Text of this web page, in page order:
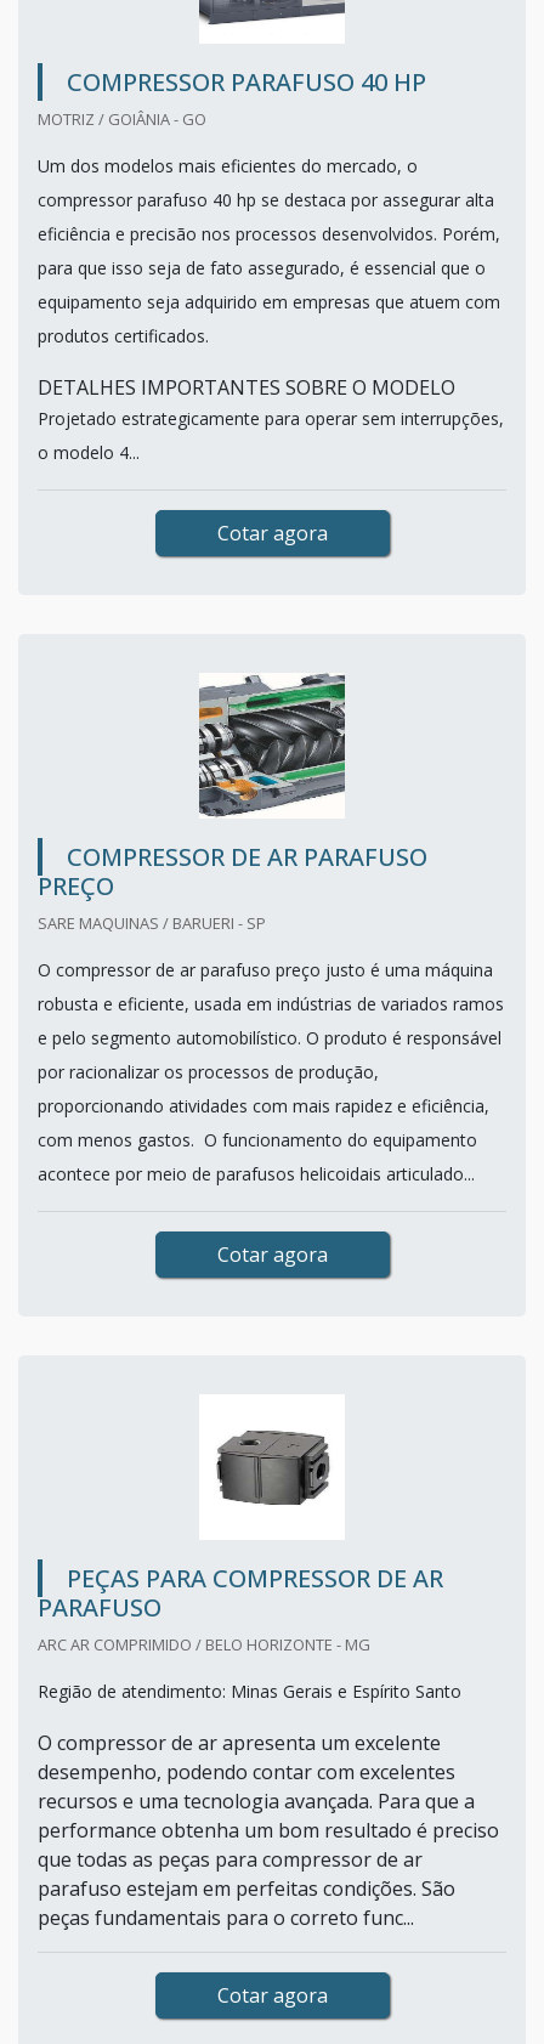
COMPRESSOR PARAFUSO 40 HP
MOTRIZ / GOIÂNIA - GO
Um dos modelos mais eficientes do mercado, o
compressor parafuso 40 hp se destaca por assegurar alta
eficiência e precisão nos processos desenvolvidos. Porém,
para que isso seja de fato assegurado, é essencial que o
equipamento seja adquirido em empresas que atuem com
produtos certificados.
DETALHES IMPORTANTES SOBRE O MODELO
Projetado estrategicamente para operar sem interrupções,
o modelo 4...
Cotar agora
COMPRESSOR DE AR PARAFUSO
PREÇO
SARE MAQUINAS / BARUERI - SP
O compressor de ar parafuso preço justo é uma máquina
robusta e eficiente, usada em indústrias de variados ramos
e pelo segmento automobilístico. O produto é responsável
por racionalizar os processos de produção,
proporcionando atividades com mais rapidez e eficiência,
com menos gastos. O funcionamento do equipamento
acontece por meio de parafusos helicoidais articulado...
Cotar agora
PEÇAS PARA COMPRESSOR DE AR
PARAFUSO
ARC AR COMPRIMIDO / BELO HORIZONTE - MG
Região de atendimento: Minas Gerais e Espírito Santo
O compressor de ar apresenta um excelente
desempenho, podendo contar com excelentes
recursos e uma tecnologia avançada. Para que a
performance obtenha um bom resultado é preciso
que todas as peças para compressor de ar
parafuso estejam em perfeitas condições. São
peças fundamentais para o correto func...
Cotar agora